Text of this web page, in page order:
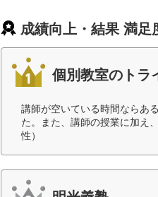
成績向上・結果 満足
個別教室のトラ
講師が空いている時間ならあ
た。また、講師の授業に加え
性）